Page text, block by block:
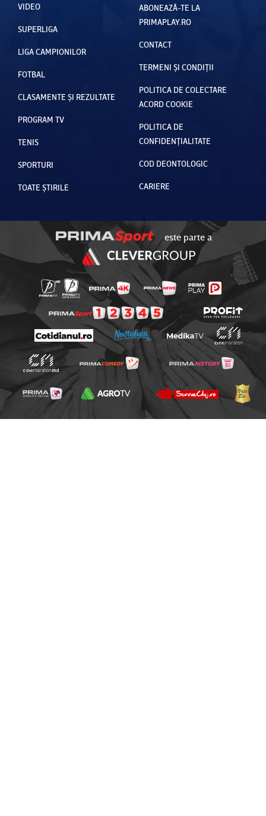
VIDEO
SUPERLIGA
LIGA CAMPIONILOR
FOTBAL
CLASAMENTE ȘI REZULTATE
PROGRAM TV
TENIS
SPORTURI
TOATE ȘTIRILE
ABONEAZĂ-TE LA
PRIMAPLAY.RO
CONTACT
TERMENI ȘI CONDIȚII
POLITICA DE COLECTARE
ACORD COOKIE
POLITICA DE
CONFIDENȚIALITATE
COD DEONTOLOGIC
CARIERE
este parte a